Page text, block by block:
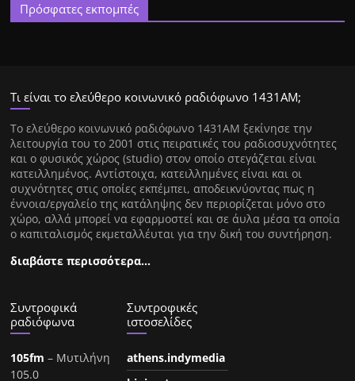
Πρόσφατες εκπομπές
Τι είναι το ελεύθερο κοινωνικό ραδιόφωνο 1431ΑΜ;
Tο ελεύθερο κοινωνικό ραδιόφωνο 1431AM ξεκίνησε την
λειτουργία του το 2001 στις πειρατικές του ραδιοσυχνότητες
και ο φυσικός χώρος (studio) στον οποίο στεγάζεται είναι
κατειλλημένος. Αντίστοιχα, κατειλλημένες είναι και οι
συχνότητες στις οποίες εκπέμπει, αποδεικνύοντας πως η
έννοια/εργαλείο της κατάληψης δεν περιορίζεται μόνο στο
χώρο, αλλά μπορεί να εφαρμοστεί και σε άυλα μέσα τα οποία
ο καπιταλισμός εκμεταλλέυται για την δική του συντήρηση.
διαβάστε περισσότερα…
Συντροφικά
ραδιόφωνα
105fm – Μυτιλήνη
105.0
Συντροφικές
ιστοσελίδες
athens.indymedia